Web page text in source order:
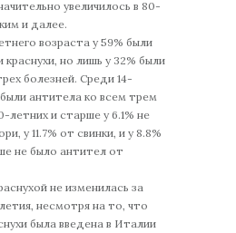
увеличилось в 80-
и далее.
возраста у 59% были
но лишь у 32% были
болезней. Среди 14-
антитела ко всем трем
летних и старше у 6.1% не
у 11.7% от свинки, и у 8.8%
не было антител от
не изменилась за
несмотря на то, что
была введена в Италии